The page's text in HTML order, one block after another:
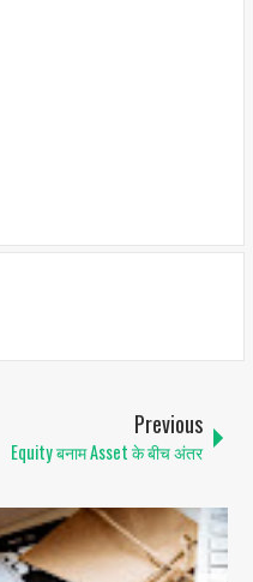
Previous
Equity बनाम Asset के बीच अंतर